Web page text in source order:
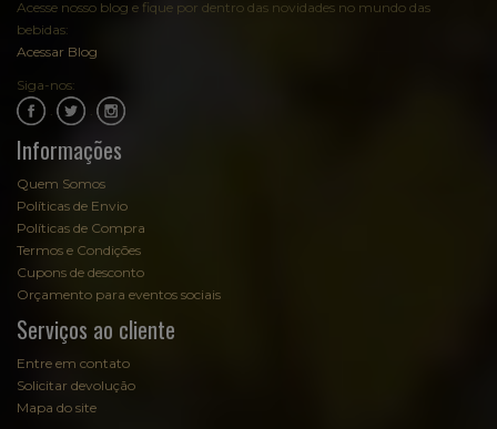
Acesse nosso blog e fique por dentro das novidades no mundo das
bebidas:
Acessar Blog
Siga-nos:
Informações
Quem Somos
Políticas de Envio
Políticas de Compra
Termos e Condições
Cupons de desconto
Orçamento para eventos sociais
Serviços ao cliente
Entre em contato
Solicitar devolução
Mapa do site